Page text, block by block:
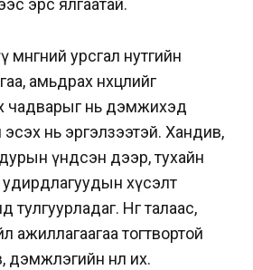
эрс ялгаатай.
мөнгөний урсгал нутгийн
амьдрах нөхцлийг
чадварыг нь дэмжихэд
нь эргэлзээтэй. Хандив,
үндсэн дээр, тухайн
удирдлагуудын хүсэлт
Нөгөө талаас,
ажиллагаагаа тогтвортой
нөлөө их.